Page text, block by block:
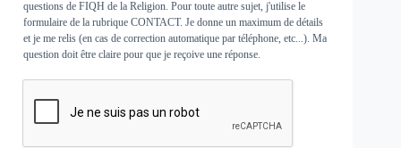
questions de FIQH de la Religion. Pour toute autre sujet, j'utilise le
formulaire de la rubrique CONTACT. Je donne un maximum de détails
et je me relis (en cas de correction automatique par téléphone, etc...). Ma
question doit être claire pour que je reçoive une réponse.